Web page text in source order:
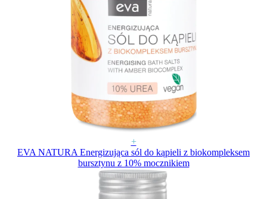
+
EVA NATURA Energizująca sól do kąpieli z biokompleksem
bursztynu z 10% mocznikiem